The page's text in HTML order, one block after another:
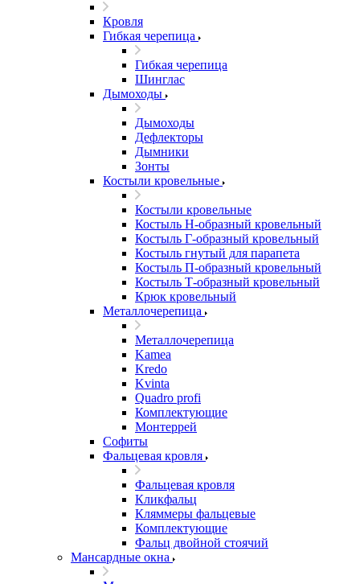
Кровля
Гибкая черепица
Гибкая черепица
Шинглас
Дымоходы
Дымоходы
Дефлекторы
Дымники
Зонты
Костыли кровельные
Костыли кровельные
Костыль H-образный кровельный
Костыль Г-образный кровельный
Костыль гнутый для парапета
Костыль П-образный кровельный
Костыль Т-образный кровельный
Крюк кровельный
Металлочерепица
Металлочерепица
Kamea
Kredo
Kvinta
Quadro profi
Комплектующие
Монтеррей
Софиты
Фальцевая кровля
Фальцевая кровля
Кликфальц
Кляммеры фальцевые
Комплектующие
Фальц двойной стоячий
Мансардные окна